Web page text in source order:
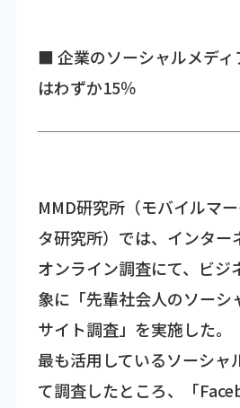
■ 企業のソーシャルメディ
はわずか15％
MMD研究所（モバイルマ
タ研究所）では、インター
オンライン調査にて、ビジ
象に「先輩社会人のソーシ
サイト調査」を実施した。
最も活用しているソーシャ
て調査したところ、「